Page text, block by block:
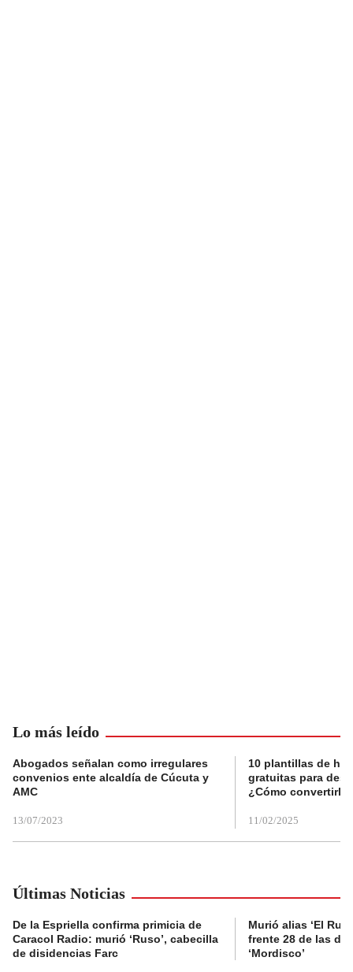
Lo más leído
Abogados señalan como irregulares
convenios ente alcaldía de Cúcuta y
AMC
13/07/2023
10 plantillas de
gratuitas para
¿Cómo convertirla
11/02/2025
Últimas Noticias
De la Espriella confirma primicia de
Caracol Radio: murió ‘Ruso’, cabecilla
de disidencias Farc
Murió alias ‘El
frente 28 de las
‘Mordisco’